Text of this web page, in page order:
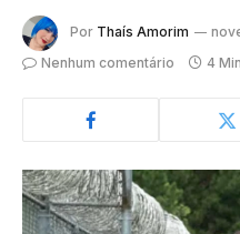
Por Thaís Amorim
Nenhum comentário
4